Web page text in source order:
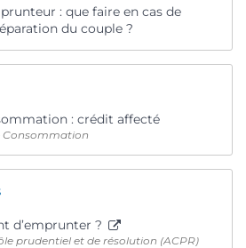
: que faire en cas de
du couple ?
: crédit affecté
Consommation
d’emprunter ?
prudentiel et de résolution (ACPR)